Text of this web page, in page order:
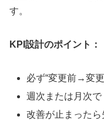
す。
KPI設計のポイント：
必ず“変更前→変
週次または月次
改善が止まった